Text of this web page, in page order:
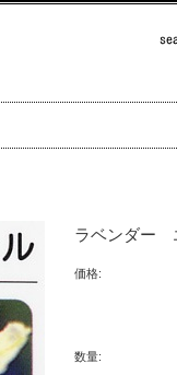
ラベンダー
価格:
数量: